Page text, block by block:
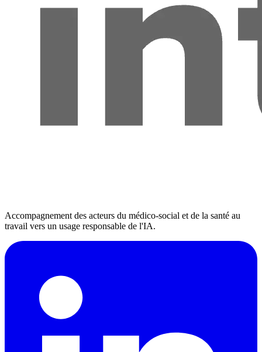
Accompagnement des acteurs du médico-social et de la santé au
travail vers un usage responsable de l'IA.